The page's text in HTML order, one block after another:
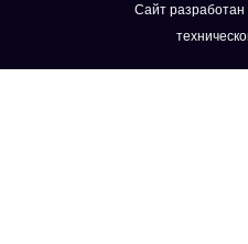
Сайт разработан